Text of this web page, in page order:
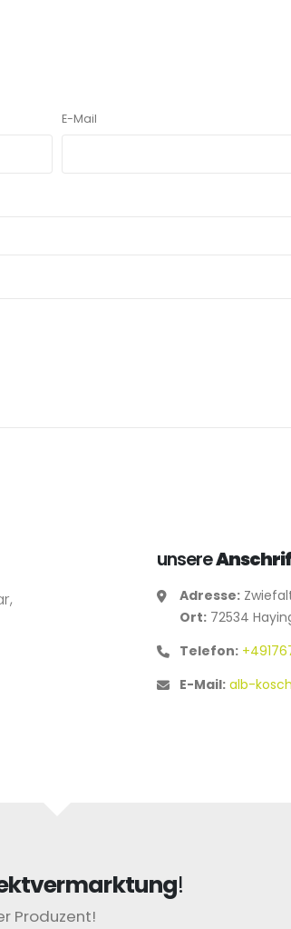
E-Mail
unsere
Adresse:
Ort: 72534
Telefon:
E-Mail: alb-
!
Produzent!